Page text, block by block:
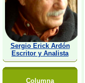
Sergio Erick Ardón
Escritor y Analista
Columna